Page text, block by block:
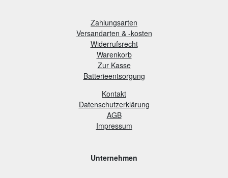
Zahlungsarten
Versandarten & -kosten
Widerrufsrecht
Warenkorb
Zur Kasse
Batterieentsorgung
Kontakt
Datenschutzerklärung
AGB
Impressum
Unternehmen